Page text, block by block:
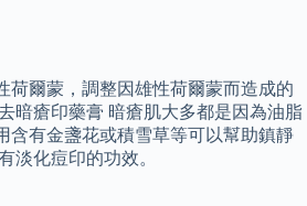
荷爾蒙，調整因雄性荷爾蒙而造成的
暗瘡印藥膏 暗瘡肌大多都是因為油脂
含有金盞花或積雪草等可以幫助鎮靜
淡化痘印的功效。